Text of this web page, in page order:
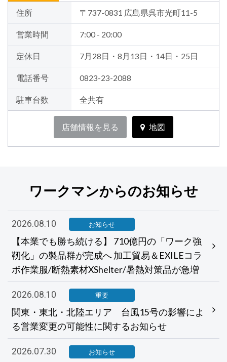
住所 〒737-0831 広島県呉市光町11-5
営業時間 7:00 - 20:00
定休日 7月28日・8月13日・14日・25日
電話番号 0823-23-2088
駐車台数 全共有
店舗情報を見る 地図
ワークマンからのお知らせ
2026.08.10 お知らせ
【本業でも勝ち続ける】 710億円の「ワーク強
靭化」の製品群が完成へ 加工貿易＆EXILEコラ
ボ作業服/断熱素材XShelter/暑熱対策品が急増
2026.08.10 重要
関東・東北・北陸エリア 台風15号の影響によ
る営業変更の可能性に関するお知らせ
2026.07.30 お知らせ